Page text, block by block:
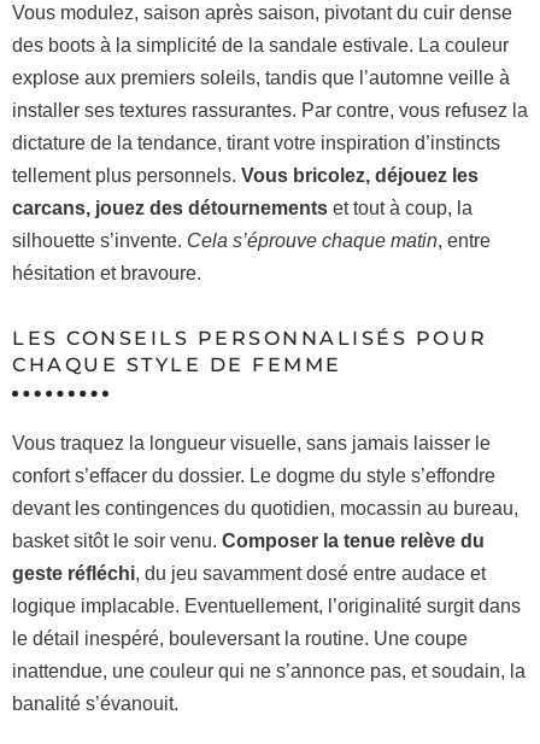
Vous modulez, saison après saison, pivotant du cuir dense
des boots à la simplicité de la sandale estivale. La couleur
explose aux premiers soleils, tandis que l’automne veille à
installer ses textures rassurantes. Par contre, vous refusez la
dictature de la tendance, tirant votre inspiration d’instincts
tellement plus personnels. Vous bricolez, déjouez les
carcans, jouez des détournements et tout à coup, la
silhouette s’invente. Cela s’éprouve chaque matin, entre
hésitation et bravoure.
LES CONSEILS PERSONNALISÉS POUR
CHAQUE STYLE DE FEMME
Vous traquez la longueur visuelle, sans jamais laisser le
confort s’effacer du dossier. Le dogme du style s’effondre
devant les contingences du quotidien, mocassin au bureau,
basket sitôt le soir venu. Composer la tenue relève du
geste réfléchi, du jeu savamment dosé entre audace et
logique implacable. Eventuellement, l’originalité surgit dans
le détail inespéré, bouleversant la routine. Une coupe
inattendue, une couleur qui ne s’annonce pas, et soudain, la
banalité s’évanouit.